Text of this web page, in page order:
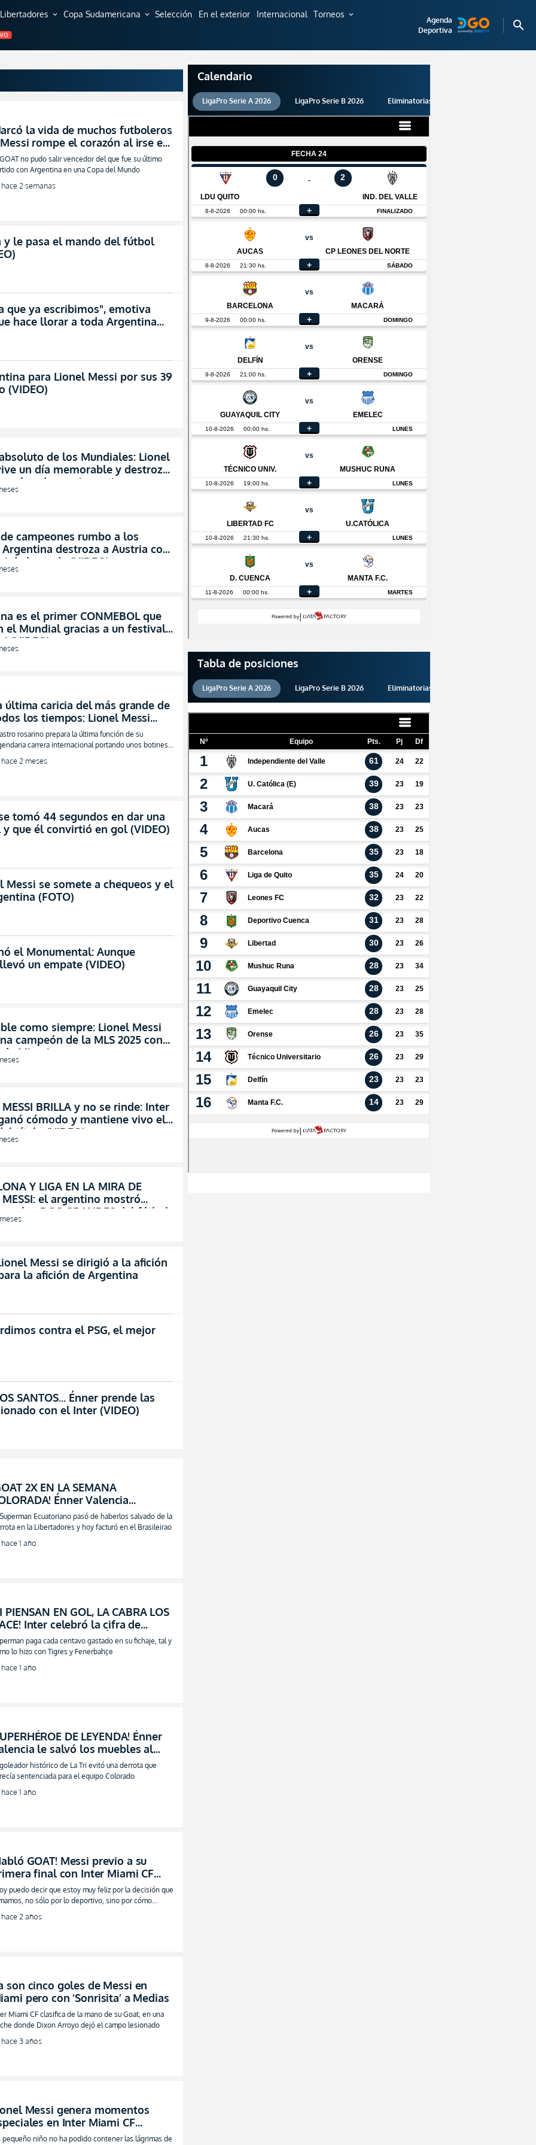
expand_more Copa Sudamericana expand_more Selección En el exterior Internacional Torneos expand_more
Agenda
Deportiva
search
la vida de muchos futboleros
rompe el corazón al irse en
del Mundial (VIDEO)
no pudo salir vencedor del que fue su último
con Argentina en una Copa del Mundo
hace 2 semanas
y le pasa el mando del fútbol
que ya escribimos", emotiva
hace llorar a toda Argentina
para Lionel Messi por sus 39
(VIDEO)
de los Mundiales: Lionel
un día memorable y destroza
récords con Argentina
campeones rumbo a los
Argentina destroza a Austria con
de leyenda (VIDEO)
es el primer CONMEBOL que
el Mundial gracias a un festival
(VIDEO)
última caricia del más grande de
los tiempos: Lionel Messi
su recital final con Argentina
rosarino prepara la última función de su
carrera internacional portando unos botines
hace 2 meses
tomó 44 segundos en dar una
que él convirtió en gol (VIDEO)
Messi se somete a chequeos y el
(FOTO)
el Monumental: Aunque
un empate (VIDEO)
como siempre: Lionel Messi
campeón de la MLS 2025 con
de Miami
MESSI BRILLA y no se rinde: Inter
cómodo y mantiene vivo el
título (VIDEO)
Y LIGA EN LA MIRA DE
MESSI: el argentino mostró
los DOS GRANDES del fútbol
(VIDEO)
Lionel Messi se dirigió a la afición
la afición de Argentina
contra el PSG, el mejor
SANTOS... Énner prende las
con el Inter (VIDEO)
2X EN LA SEMANA
Énner Valencia
a fecha seguida para
al Inter (VIDEO)
Ecuatoriano pasó de haberlos salvado de la
en la Libertadores y hoy facturó en el Brasileirao
hace 1 año
PIENSAN EN GOL, LA CABRA LOS
Inter celebró la cifra de
a los que llegó Énner
(FOTO)
paga cada centavo gastado en su fichaje, tal y
lo hizo con Tigres y Fenerbahçe
hace 1 año
DE LEYENDA! Énner
le salvó los muebles al
en la Libertadores (VIDEO)
histórico de La Tri evitó una derrota que
sentenciada para el equipo Colorado
hace 1 año
GOAT! Messi previo a su
final con Inter Miami CF
puedo decir que estoy muy feliz por la decisión que
no sólo por lo deportivo, sino por cómo
hace 2 años
son cinco goles de Messi en
pero con ‘Sonrisita’ a Medias
Miami CF clasifica de la mano de su Goat, en una
donde Dixon Arroyo dejó el campo lesionado
hace 3 años
Messi genera momentos
en Inter Miami CF
pequeño niño no ha podido contener las lágrimas de
Calendario
LigaPro Serie A 2026 LigaPro Serie B 2026 Eliminatorias 2026
Tabla de posiciones
LigaPro Serie A 2026 LigaPro Serie B 2026 Eliminatorias 2026